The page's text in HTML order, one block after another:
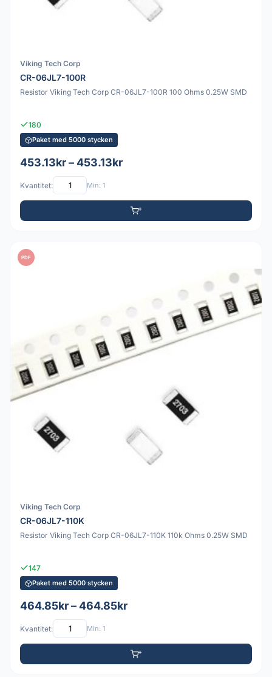
Viking Tech Corp
CR-06JL7-100R
Resistor Viking Tech Corp CR-06JL7-100R 100 Ohms 0.25W SMD
180
Paket med 5000 stycken
453.13kr – 453.13kr
Kvantitet: Min: 1
PDF
Viking Tech Corp
CR-06JL7-110K
Resistor Viking Tech Corp CR-06JL7-110K 110k Ohms 0.25W SMD
147
Paket med 5000 stycken
464.85kr – 464.85kr
Kvantitet: Min: 1